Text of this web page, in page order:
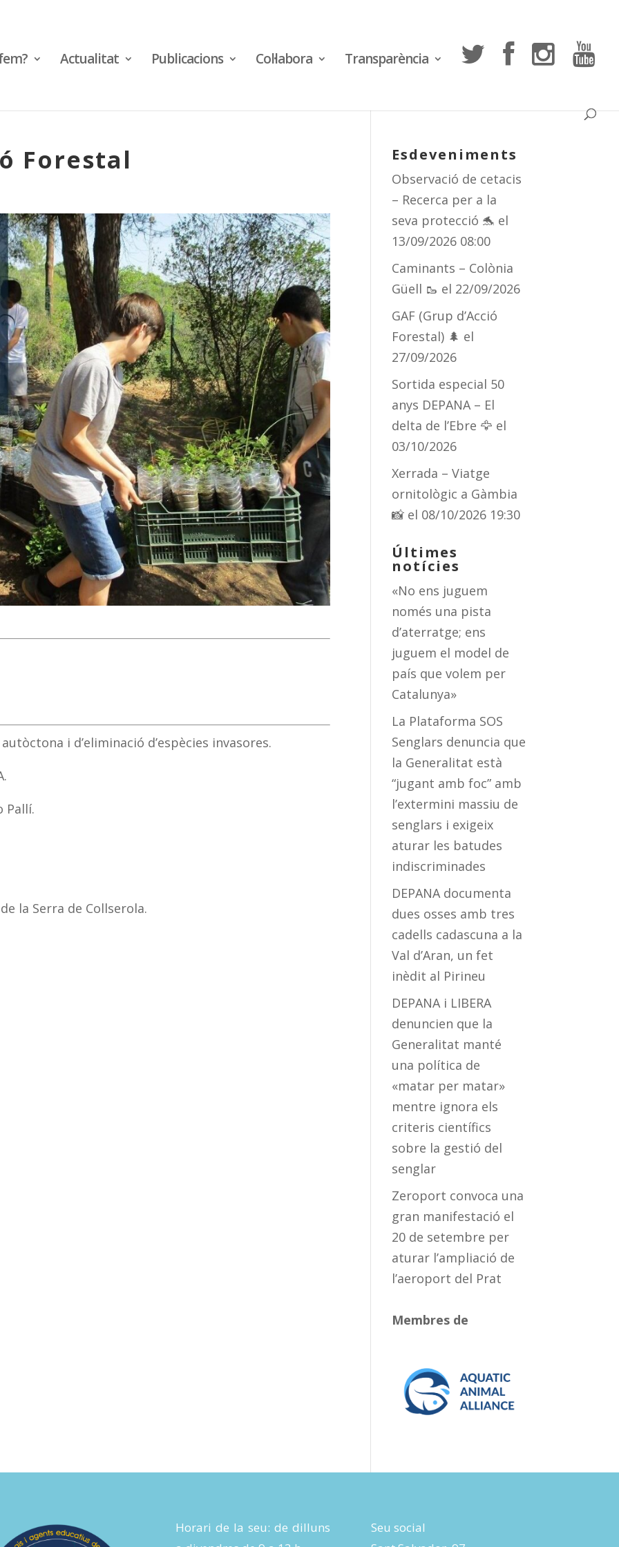
Actualitat Publicacions Col·labora Transparència
Forestal
i d’eliminació d’espècies invasores.
Pallí.
la Serra de Collserola.
Esdeveniments
Observació de cetacis
– Recerca per a la
seva protecció 🐬 el
13/09/2026 08:00
Caminants – Colònia
Güell 🥾 el 22/09/2026
GAF (Grup d’Acció
Forestal) 🌲 el
27/09/2026
Sortida especial 50
anys DEPANA – El
delta de l’Ebre 🦅 el
03/10/2026
Xerrada – Viatge
ornitològic a Gàmbia
📸 el 08/10/2026 19:30
Últimes
notícies
«No ens juguem
només una pista
d’aterratge; ens
juguem el model de
país que volem per
Catalunya»
La Plataforma SOS
Senglars denuncia que
la Generalitat està
“jugant amb foc” amb
l’extermini massiu de
senglars i exigeix
aturar les batudes
indiscriminades
DEPANA documenta
dues osses amb tres
cadells cadascuna a la
Val d’Aran, un fet
inèdit al Pirineu
DEPANA i LIBERA
denuncien que la
Generalitat manté
una política de
«matar per matar»
mentre ignora els
criteris científics
sobre la gestió del
senglar
Zeroport convoca una
gran manifestació el
20 de setembre per
aturar l’ampliació de
l’aeroport del Prat
Membres de
Horari de la seu: de dilluns
Seu social